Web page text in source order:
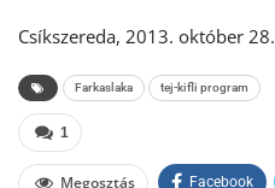
Csíkszereda, 2013. október 28.
Farkaslaka tej-kifli program
1
Megosztás Facebook